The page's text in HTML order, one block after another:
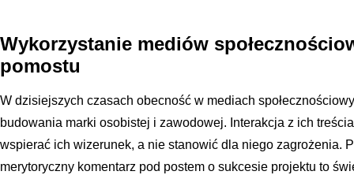
Wykorzystanie mediów
pomostu
W dzisiejszych czasach obecność w mediach
budowania marki osobistej i zawodowej. Interakcja z ich
wspierać ich wizerunek, a nie stanowić dla niego zagrożenia.
merytoryczny komentarz pod postem o sukcesie projektu to